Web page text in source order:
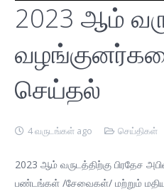
2023 ஆம்
செய்தல்
4 வருடங்கள் ago செய்திகள்
2023 ஆம் வருடத்திற்கு பிரதேச
பண்டங்கள் /சேவைகள்/ மற்றும்